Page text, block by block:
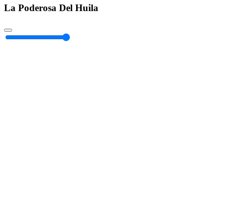
La Poderosa Del Huila